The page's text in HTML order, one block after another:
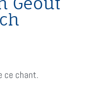
ce chant.